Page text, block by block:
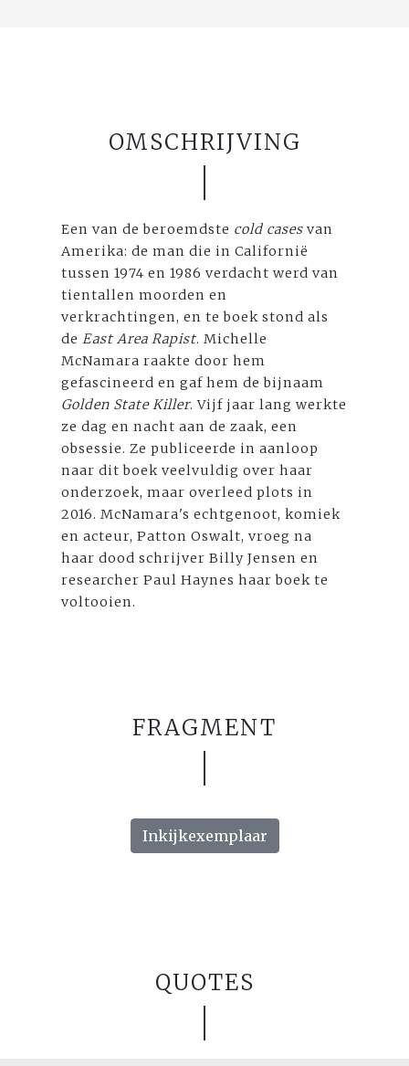
OMSCHRIJVING
Een van de beroemdste cold cases van
Amerika: de man die in Californië
tussen 1974 en 1986 verdacht werd van
tientallen moorden en
verkrachtingen, en te boek stond als
deEast Area Rapist. Michelle
McNamara raakte door hem
gefascineerd en gaf hem de bijnaam
Golden State Killer. Vijf jaar lang werkte
ze dag en nacht aan de zaak, een
obsessie. Ze publiceerde in aanloop
naar dit boek veelvuldig over haar
onderzoek, maar overleed plots in
2016. McNamara's echtgenoot, komiek
en acteur, Patton Oswalt, vroeg na
haar dood schrijver Billy Jensen en
researcher Paul Haynes haar boek te
voltooien.
FRAGMENT
Inkijkexemplaar
QUOTES